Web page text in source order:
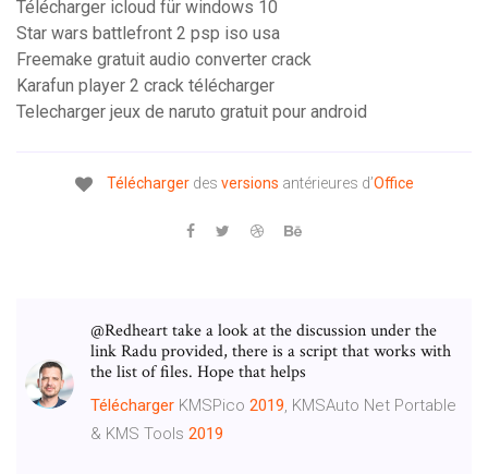
Télécharger icloud für windows 10
Star wars battlefront 2 psp iso usa
Freemake gratuit audio converter crack
Karafun player 2 crack télécharger
Telecharger jeux de naruto gratuit pour android
Téléchargerdes versions antérieures d’Office
@Redheart take a look at the discussion under the
link Radu provided, there is a script that works with
the list of files. Hope that helps
Télécharger KMSPico 2019, KMSAuto Net Portable
& KMS Tools 2019